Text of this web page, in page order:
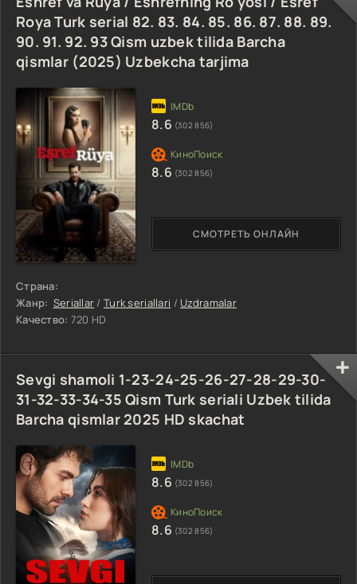
Roya Turk serial 82. 83. 84. 85. 86. 87. 88. 89.
90. 91. 92. 93 Qism uzbek tilida Barcha
qismlar (2025) Uzbekcha tarjima
Страна:
Жанр: Seriallar /Turk seriallari / Uzdramalar
Качество: 720 HD
СМОТРЕТЬ ОНЛАЙН
8.6 (302 856)
8.6 (302 856)
Sevgi shamoli 1-23-24-25-26-27-28-29-30-
31-32-33-34-35 Qism Turk seriali Uzbek tilida
Barcha qismlar 2025 HD skachat
8.6 (302 856)
8.6 (302 856)